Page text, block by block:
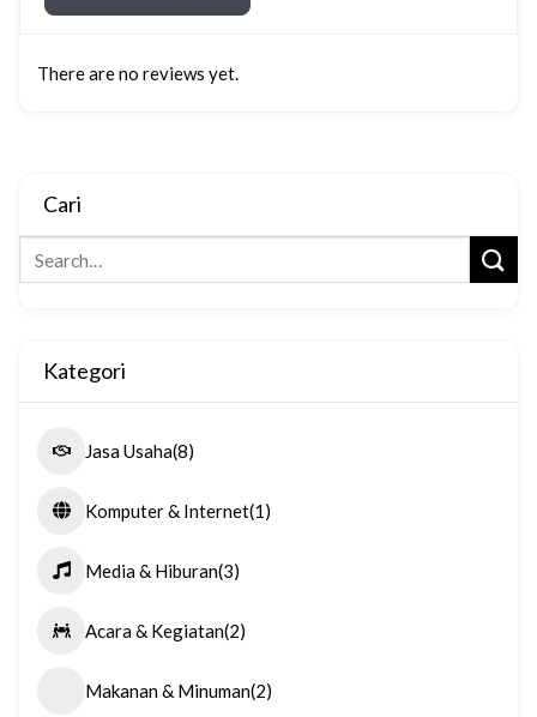
There are no reviews yet.
Cari
Kategori
Jasa Usaha(8)
Komputer & Internet(1)
Media & Hiburan(3)
Acara & Kegiatan(2)
Makanan & Minuman(2)